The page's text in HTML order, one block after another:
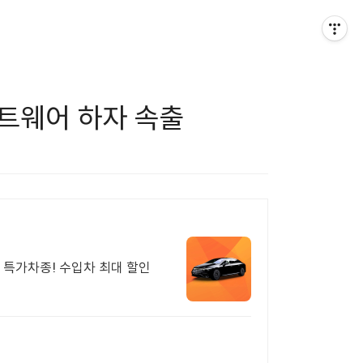
웨어 하자 속출
가차종! 수입차 최대 할인